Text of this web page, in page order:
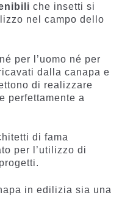
che insetti si
nel campo dello
per l’uomo né per
dalla canapa e
di realizzare
perfettamente a
di fama
per l’utilizzo di
in edilizia sia una